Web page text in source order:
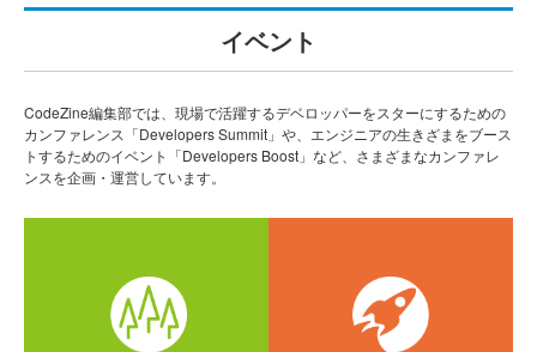
イベント
CodeZine編集部では、現場で活躍するデベロッパーをスターにするための
カンファレンス「Developers Summit」や、エンジニアの生きざまをブース
トするためのイベント「Developers Boost」など、さまざまなカンファレ
ンスを企画・運営しています。